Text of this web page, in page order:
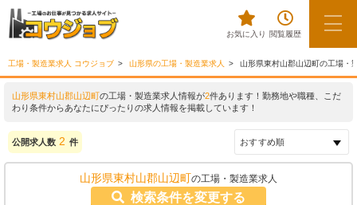
お気に入り 閲覧履歴
工場・製造業求人 コウジョブ 山形県の工場・製造業求人 山形県東村山郡山辺町の工場・
山形県東村山郡山辺町の工場・製造業求人情報が2件あります！勤務地や職種、こだ
わり条件からあなたにぴったりの求人情報を掲載しています！
公開求人数 2 件
山形県東村山郡山辺町の工場・製造業求人
検索条件を変更する